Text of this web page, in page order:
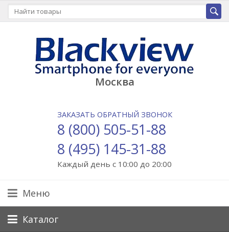
Москва
ЗАКАЗАТЬ ОБРАТНЫЙ ЗВОНОК
8 (800) 505-51-88
8 (495) 145-31-88
Каждый день с 10:00 до 20:00
Меню
Каталог